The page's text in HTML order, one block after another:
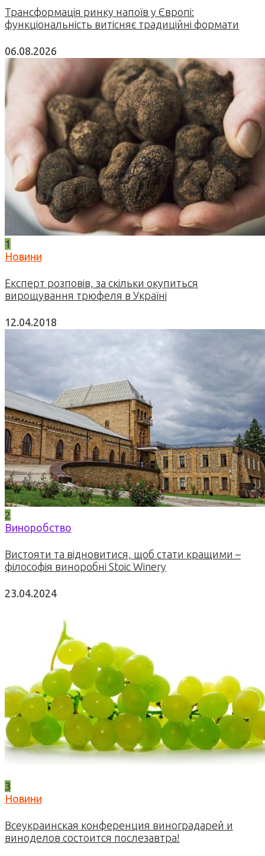
Трансформація ринку напоїв у Європі:
функціональність витісняє традиційні формати
06.08.2026
1
Новини
Експерт розповів, за скільки окупиться
вирощування трюфеля в Україні
12.04.2018
2
Виноробство
Вистояти та відновитися, щоб стати кращими –
філософія виноробні Stoic Winery
23.04.2024
3
Новини
Всеукраинская конференция виноградарей и
виноделов состоится послезавтра!